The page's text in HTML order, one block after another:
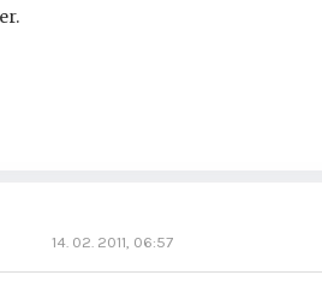
14. 02. 2011, 06:57